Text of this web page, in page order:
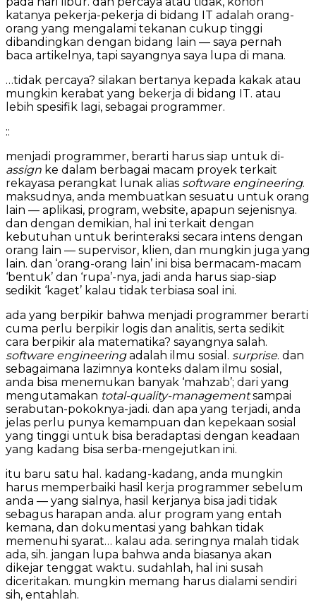
katanya pekerja-pekerja di bidang IT adalah orang-
orang yang mengalami tekanan cukup tinggi
dibandingkan dengan bidang lain — saya pernah
baca artikelnya, tapi sayangnya saya lupa di mana.
…tidak percaya? silakan bertanya kepada kakak atau
mungkin kerabat yang bekerja di bidang IT. atau
lebih spesifik lagi, sebagai programmer.
::
menjadi programmer, berarti harus siap untuk di-
assign ke dalam berbagai macam proyek terkait
rekayasa perangkat lunak alias software engineering.
maksudnya, anda membuatkan sesuatu untuk orang
lain — aplikasi, program, website, apapun sejenisnya.
dan dengan demikian, hal ini terkait dengan
kebutuhan untuk berinteraksi secara intens dengan
orang lain — supervisor, klien, dan mungkin juga yang
lain. dan ‘orang-orang lain’ ini bisa bermacam-macam
‘bentuk’ dan ‘rupa’-nya, jadi anda harus siap-siap
sedikit ‘kaget’ kalau tidak terbiasa soal ini.
ada yang berpikir bahwa menjadi programmer berarti
cuma perlu berpikir logis dan analitis, serta sedikit
cara berpikir ala matematika? sayangnya salah.
software engineeringadalah ilmu sosial. surprise. dan
sebagaimana lazimnya konteks dalam ilmu sosial,
anda bisa menemukan banyak ‘mahzab’; dari yang
mengutamakan total-quality-managementsampai
serabutan-pokoknya-jadi. dan apa yang terjadi, anda
jelas perlu punya kemampuan dan kepekaan sosial
yang tinggi untuk bisa beradaptasi dengan keadaan
yang kadang bisa serba-mengejutkan ini.
itu baru satu hal. kadang-kadang, anda mungkin
harus memperbaiki hasil kerja programmer sebelum
anda — yang sialnya, hasil kerjanya bisa jadi tidak
sebagus harapan anda. alur program yang entah
kemana, dan dokumentasi yang bahkan tidak
memenuhi syarat… kalau ada. seringnya malah tidak
ada, sih. jangan lupa bahwa anda biasanya akan
dikejar tenggat waktu. sudahlah, hal ini susah
diceritakan. mungkin memang harus dialami sendiri
sih, entahlah.